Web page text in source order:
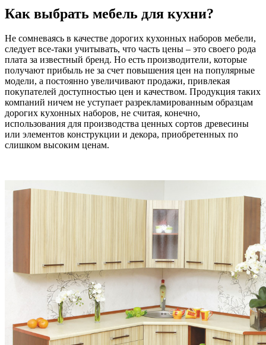
Как выбрать мебель для кухни?
Не сомневаясь в качестве дорогих кухонных наборов мебели,
следует все-таки учитывать, что часть цены – это своего рода
плата за известный бренд. Но есть производители, которые
получают прибыль не за счет повышения цен на популярные
модели, а постоянно увеличивают продажи, привлекая
покупателей доступностью цен и качеством. Продукция таких
компаний ничем не уступает разрекламированным образцам
дорогих кухонных наборов, не считая, конечно,
использования для производства ценных сортов древесины
или элементов конструкции и декора, приобретенных по
слишком высоким ценам.